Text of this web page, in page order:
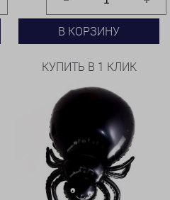
В КОРЗИНУ
КУПИТЬ В 1 КЛИК